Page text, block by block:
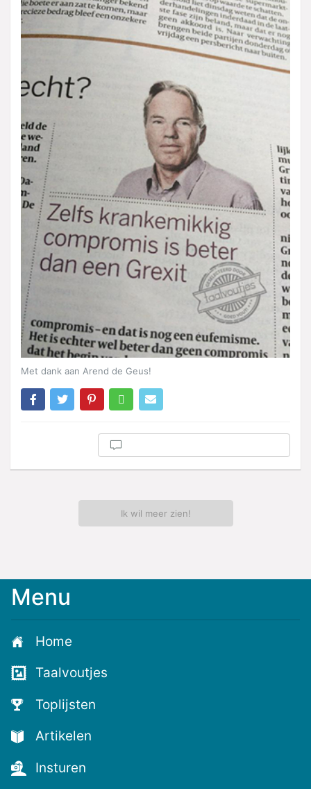
Met dank aan Arend de Geus!
Ik wil meer zien!
Meld
voor
de
nieuwste
voutjes
en
de
voutste
nieuwtjes!
Menu
Home
Taalvoutjes
Toplijsten
Artikelen
Insturen